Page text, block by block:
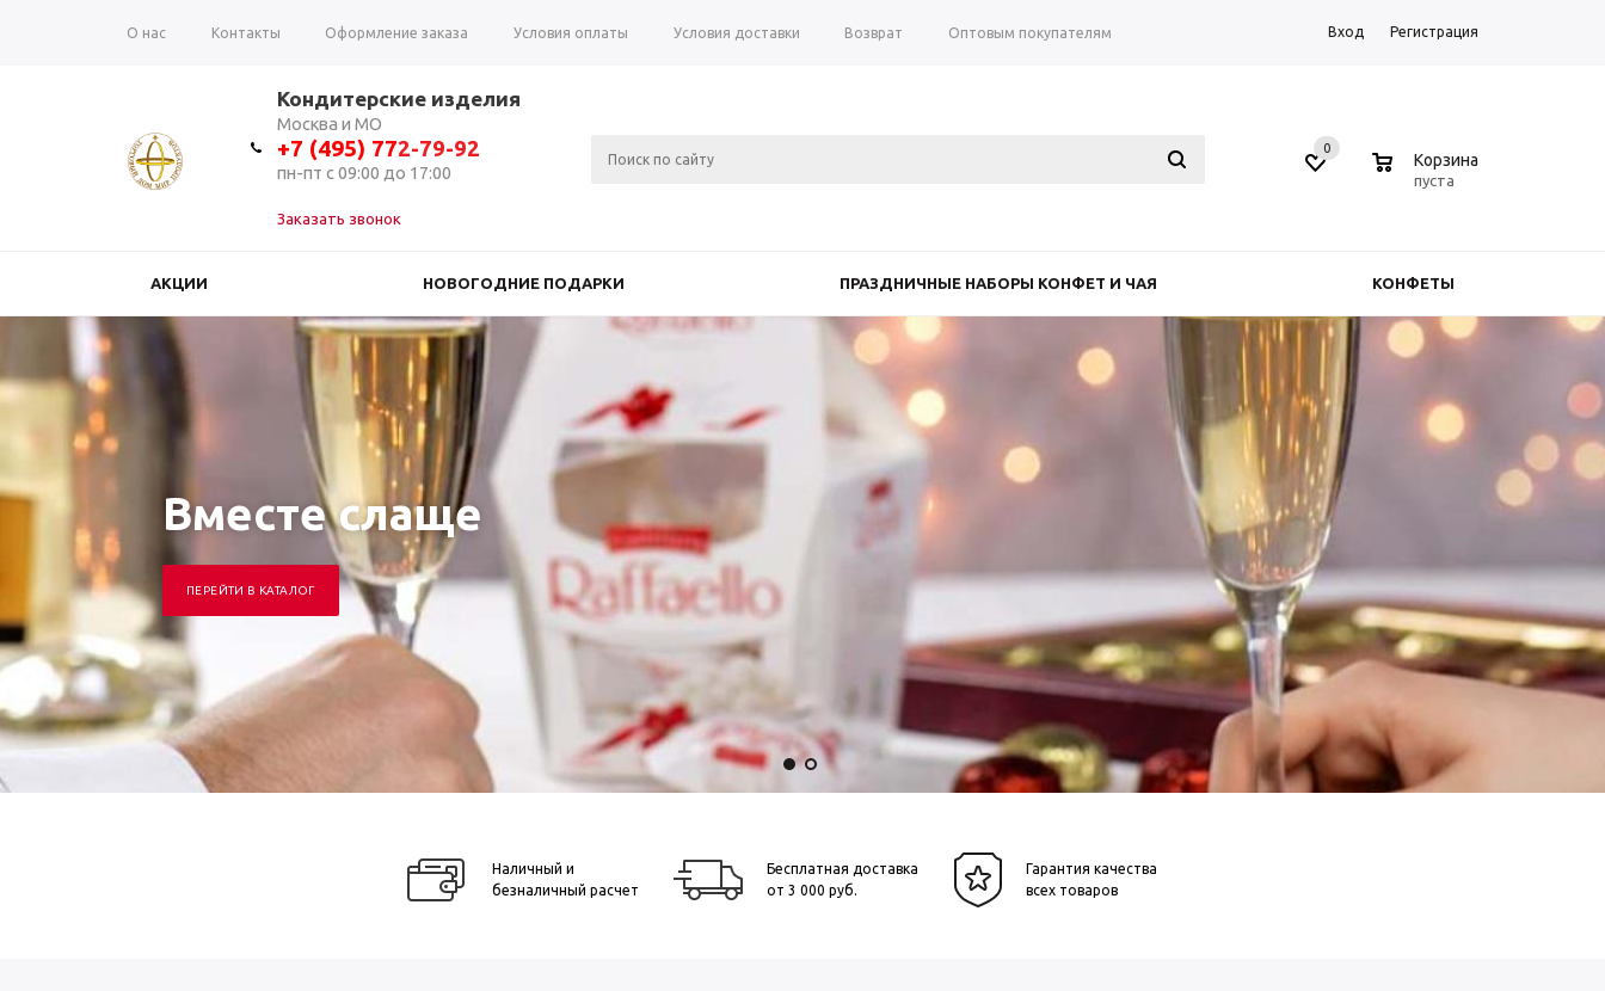
О нас Контакты Оформление заказа Условия оплаты Условия доставки Возврат Оптовым покупателям Вход Регистрация
Кондитерские изделия
Москва и МО
+7 (495) 772-79-92
пн-пт с 09:00 до 17:00
Заказать звонок
0
Корзина
пуста
АКЦИИ НОВОГОДНИЕ ПОДАРКИ ПРАЗДНИЧНЫЕ НАБОРЫ КОНФЕТ И ЧАЯ КОНФЕТЫ
Вместе слаще
ПЕРЕЙТИ В КАТАЛОГ
Наличный и
безналичный расчет
Бесплатная доставка
от 3 000 руб.
Гарантия качества
всех товаров